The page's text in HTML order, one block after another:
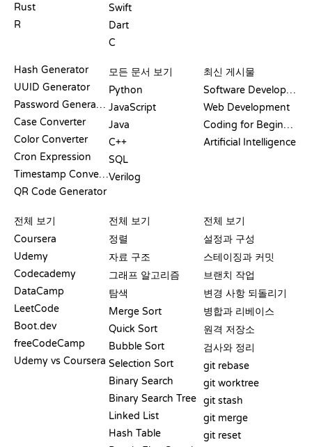
Rust
R
Swift
Dart
C
Hash Generator
UUID Generator
Password Generator
Case Converter
Color Converter
Cron Expression
Timestamp Converter
QR Code Generator
모든 문서 보기
Python
JavaScript
Java
C++
SQL
Verilog
최신 게시물
Software Development
Web Development
Coding for Beginners
Artificial Intelligence
전체 보기
Coursera
Udemy
Codecademy
DataCamp
LeetCode
Boot.dev
freeCodeCamp
Udemy vs Coursera
전체 보기
정렬
자료 구조
그래프 알고리즘
탐색
Merge Sort
Quick Sort
Bubble Sort
Selection Sort
Binary Search
Binary Search Tree
Linked List
Hash Table
전체 보기
설정과 구성
스테이징과 커밋
브랜치 작업
변경 사항 되돌리기
병합과 리베이스
원격 저장소
검사와 정리
git rebase
git worktree
git stash
git merge
git reset